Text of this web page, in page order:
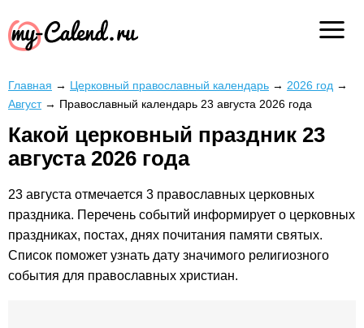
Главная → Церковный православный календарь → 2026 год →
Август→ Православный календарь 23 августа 2026 года
Какой церковный праздник 23
августа 2026 года
23 августа отмечается 3 православных церковных
праздника. Перечень событий информирует о церковных
праздниках, постах, днях почитания памяти святых.
Список поможет узнать дату значимого религиозного
события для православных христиан.